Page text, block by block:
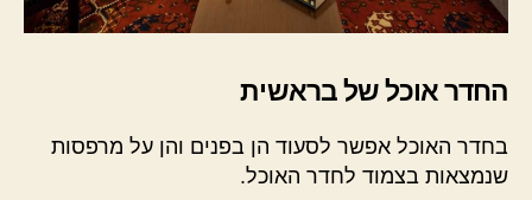
החדר אוכל של בראשית
בחדר האוכל אפשר לסעוד הן בפנים והן על מרפסות
שנמצאות בצמוד לחדר האוכל.